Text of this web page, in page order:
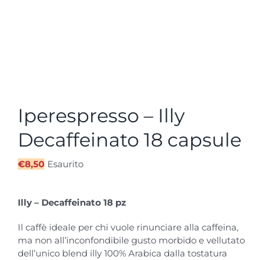
Iperespresso – Illy
Decaffeinato 18 capsule
€8,50 Esaurito
Illy – Decaffeinato 18 pz
Il caffè ideale per chi vuole rinunciare alla caffeina,
ma non all’inconfondibile gusto morbido e vellutato
dell’unico blend illy 100% Arabica dalla tostatura